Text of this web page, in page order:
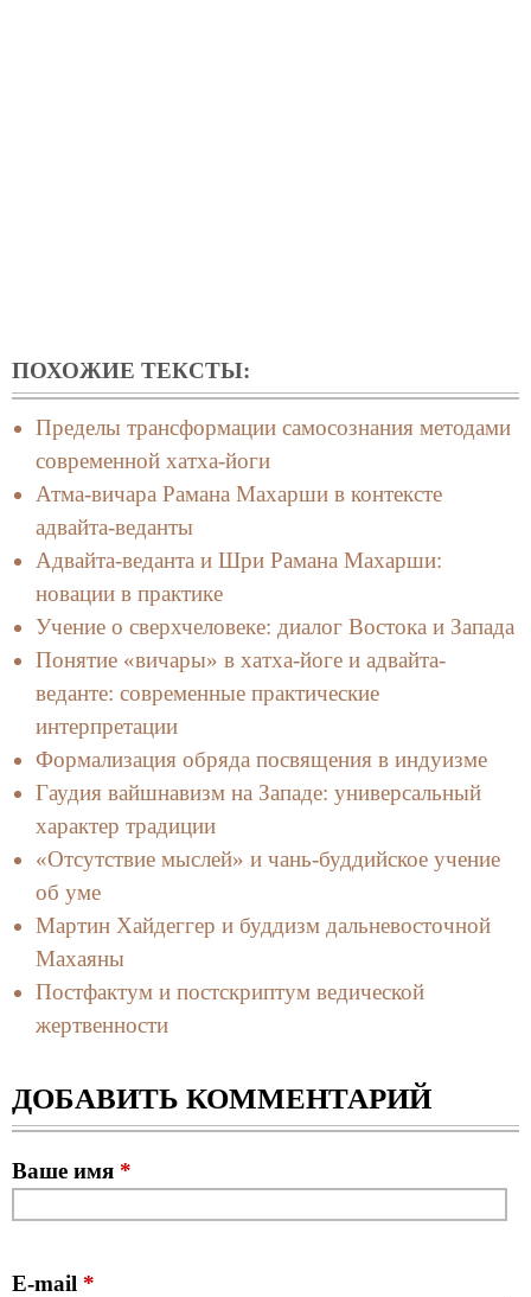
ПОХОЖИЕ ТЕКСТЫ:
Пределы трансформации самосознания методами
современной хатха-йоги
Атма-вичара Рамана Махарши в контексте
адвайта-веданты
Адвайта-веданта и Шри Рамана Махарши:
новации в практике
Учение о сверхчеловеке: диалог Востока и Запада
Понятие «вичары» в хатха-йоге и адвайта-
веданте: современные практические
интерпретации
Формализация обряда посвящения в индуизме
Гаудия вайшнавизм на Западе: универсальный
характер традиции
«Отсутствие мыслей» и чань-буддийское учение
об уме
Мартин Хайдеггер и буддизм дальневосточной
Махаяны
Постфактум и постскриптум ведической
жертвенности
ДОБАВИТЬ КОММЕНТАРИЙ
Ваше имя *
E-mail *